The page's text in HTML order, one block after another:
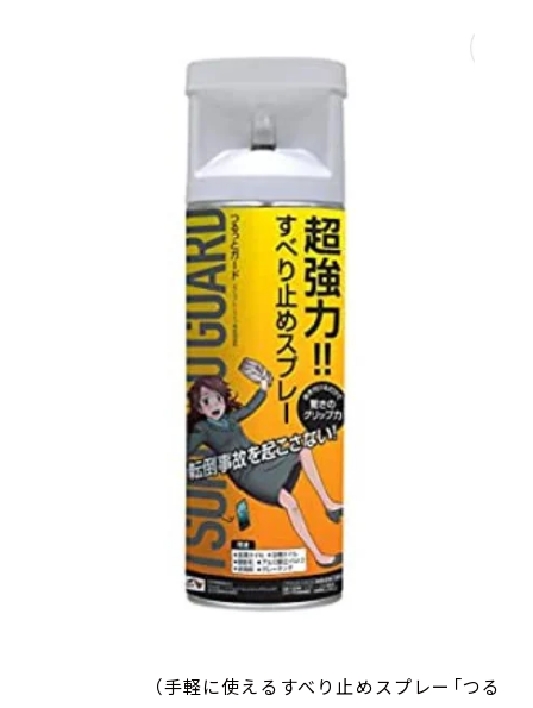
（手軽に使えるすべり止めスプレー「つる